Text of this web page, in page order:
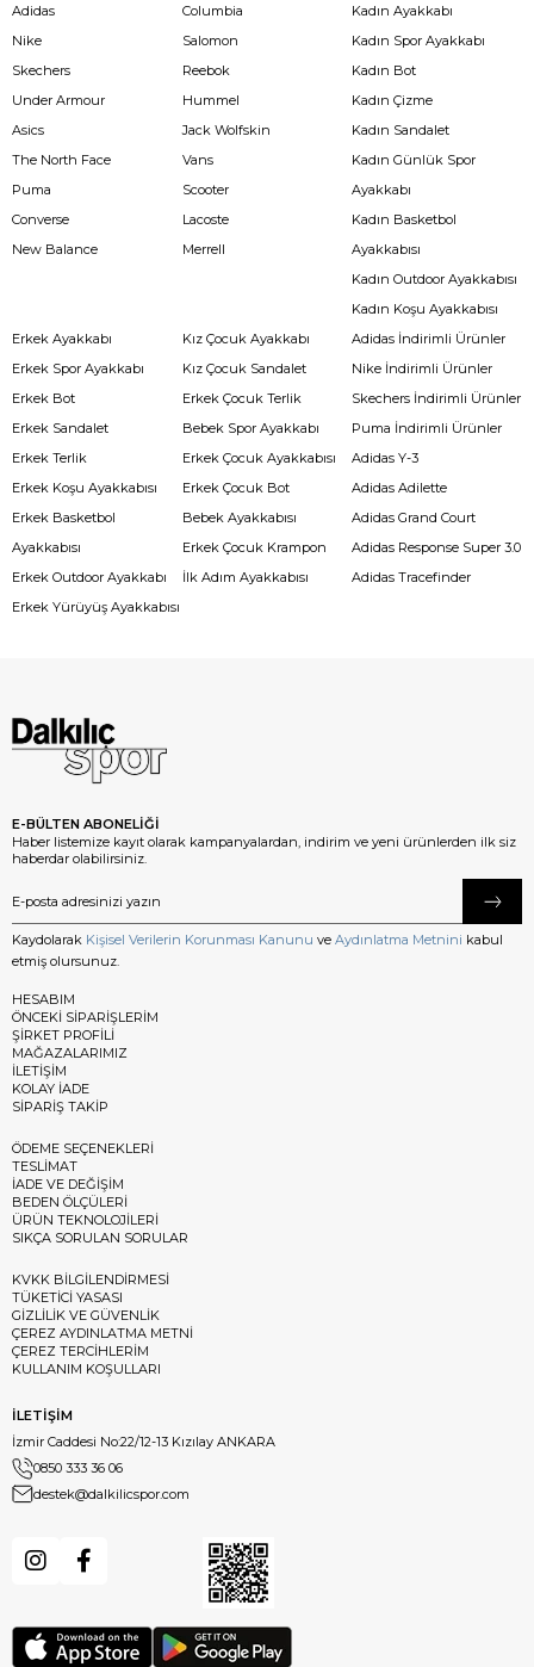
Adidas
Nike
Skechers
Under Armour
Asics
The North Face
Puma
Converse
New Balance
Columbia
Salomon
Reebok
Hummel
Jack Wolfskin
Vans
Scooter
Lacoste
Merrell
Kadın Ayakkabı
Kadın Spor Ayakkabı
Kadın Bot
Kadın Çizme
Kadın Sandalet
Kadın Günlük Spor
Ayakkabı
Kadın Basketbol
Ayakkabısı
Kadın Outdoor Ayakkabısı
Kadın Koşu Ayakkabısı
Erkek Ayakkabı
Erkek Spor Ayakkabı
Erkek Bot
Erkek Sandalet
Erkek Terlik
Erkek Koşu Ayakkabısı
Erkek Basketbol
Ayakkabısı
Erkek Outdoor Ayakkabı
Erkek Yürüyüş Ayakkabısı
Kız Çocuk Ayakkabı
Kız Çocuk Sandalet
Erkek Çocuk Terlik
Bebek Spor Ayakkabı
Erkek Çocuk Ayakkabısı
Erkek Çocuk Bot
Bebek Ayakkabısı
Erkek Çocuk Krampon
İlk Adım Ayakkabısı
Adidas İndirimli Ürünler
Nike İndirimli Ürünler
Skechers İndirimli Ürünler
Puma İndirimli Ürünler
Adidas Y-3
Adidas Adilette
Adidas Grand Court
Adidas Response Super 3.0
Adidas Tracefinder
E-BÜLTEN ABONELİĞİ
Haber listemize kayıt olarak kampanyalardan, indirim ve yeni ürünlerden ilk siz
haberdar olabilirsiniz.
Kaydolarak Kişisel Verilerin Korunması Kanunu ve Aydınlatma Metnini kabul
etmiş olursunuz.
HESABIM
ÖNCEKİ SİPARİŞLERİM
ŞİRKET PROFİLİ
MAĞAZALARIMIZ
İLETİŞİM
KOLAY İADE
SİPARİŞ TAKİP
ÖDEME SEÇENEKLERİ
TESLİMAT
İADE VE DEĞİŞİM
BEDEN ÖLÇÜLERİ
ÜRÜN TEKNOLOJİLERİ
SIKÇA SORULAN SORULAR
KVKK BİLGİLENDİRMESİ
TÜKETİCİ YASASI
GİZLİLİK VE GÜVENLİK
ÇEREZ AYDINLATMA METNİ
ÇEREZ TERCİHLERİM
KULLANIM KOŞULLARI
İLETİŞİM
İzmir Caddesi No:22/12-13 Kızılay ANKARA
0850 333 36 06
destek@dalkilicspor.com